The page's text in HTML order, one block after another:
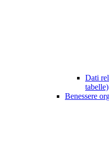
Dati
tabelle)
Benessere